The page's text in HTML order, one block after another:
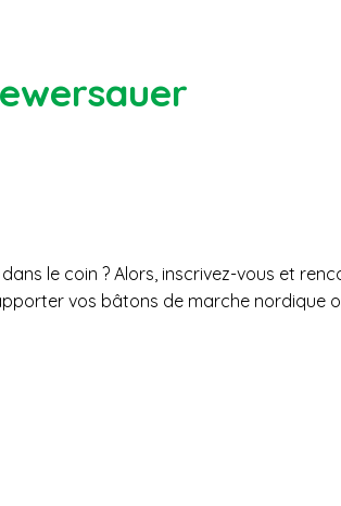
le coin ? Alors, inscrivez-vous et
vos bâtons de marche nordique